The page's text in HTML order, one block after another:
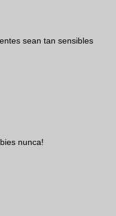
sean tan sensibles
nunca!